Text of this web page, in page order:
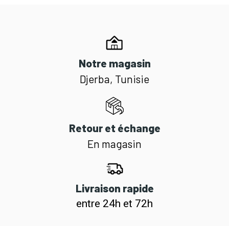
Notre magasin
Djerba, Tunisie
Retour et échange
En magasin
Livraison rapide
entre 24h et 72h